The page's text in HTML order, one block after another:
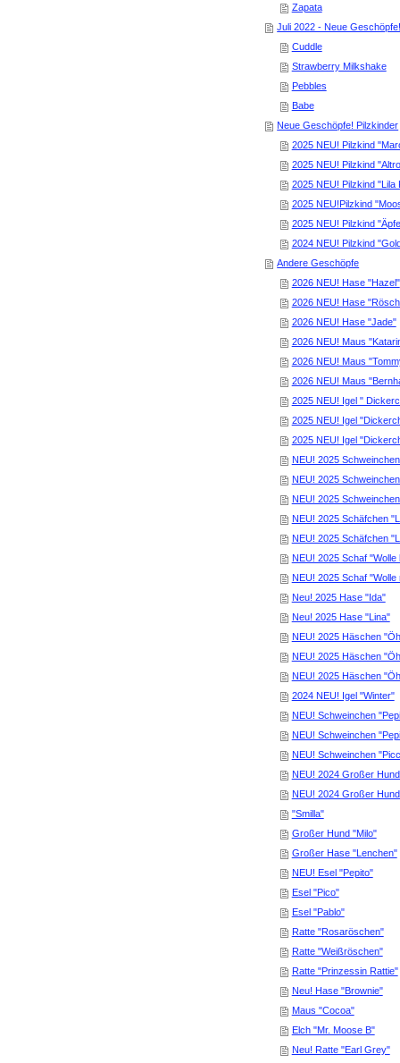
Zapata
Juli 2022 - Neue
Cuddle
Strawberry Milkshake
Pebbles
Babe
Neue Geschöpfe! Pilzkinder
2025 NEU! Pilzkind
2025 NEU! Pilzkind
2025 NEU! Pilzkind "Lila
2025 NEU!Pilzkind
2025 NEU! Pilzkind
2024 NEU! Pilzkind
Andere Geschöpfe
2026 NEU! Hase "Hazel"
2026 NEU! Hase
2026 NEU! Hase "Jade"
2026 NEU! Maus
2026 NEU! Maus
2026 NEU! Maus
2025 NEU! Igel "
2025 NEU! Igel
2025 NEU! Igel
NEU! 2025
NEU! 2025
NEU! 2025
NEU! 2025 Schäfchen
NEU! 2025 Schäfchen
NEU! 2025 Schaf "Wolle
NEU! 2025 Schaf "Wolle
Neu! 2025 Hase "Ida"
Neu! 2025 Hase "Lina"
NEU! 2025 Häschen
NEU! 2025 Häschen
NEU! 2025 Häschen
2024 NEU! Igel "Winter"
NEU! Schweinchen
NEU! Schweinchen
NEU! Schweinchen
NEU! 2024 Großer
NEU! 2024 Großer
"Smilla"
Großer Hund "Milo"
Großer Hase "Lenchen"
NEU! Esel "Pepito"
Esel "Pico"
Esel "Pablo"
Ratte "Rosaröschen"
Ratte "Weißröschen"
Ratte "Prinzessin Rattie"
Neu! Hase "Brownie"
Maus "Cocoa"
Elch "Mr. Moose B"
Neu! Ratte "Earl Grey"